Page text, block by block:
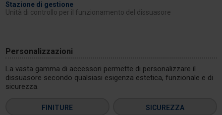
Stazione di gestione
Unità di controllo per il funzionamento del dissuasore
Personalizzazioni
La vasta gamma di accessori permette di personalizzare il
dissuasore secondo qualsiasi esigenza estetica, funzionale e di
sicurezza.
FINITURE SICUREZZA